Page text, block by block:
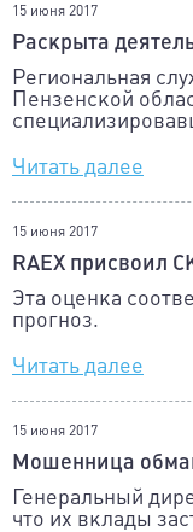
15 июня 2017
Раскрыта
Региональная
Пензенской
Читать далее
15 июня 2017
RAEX присвоил
Эта оценка
прогноз.
Читать далее
15 июня 2017
Мошенница
Генеральный
что их вклады